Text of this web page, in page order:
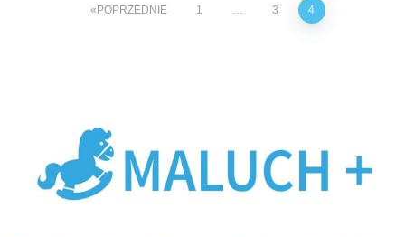
POPRZEDNIE 1 … 3 4